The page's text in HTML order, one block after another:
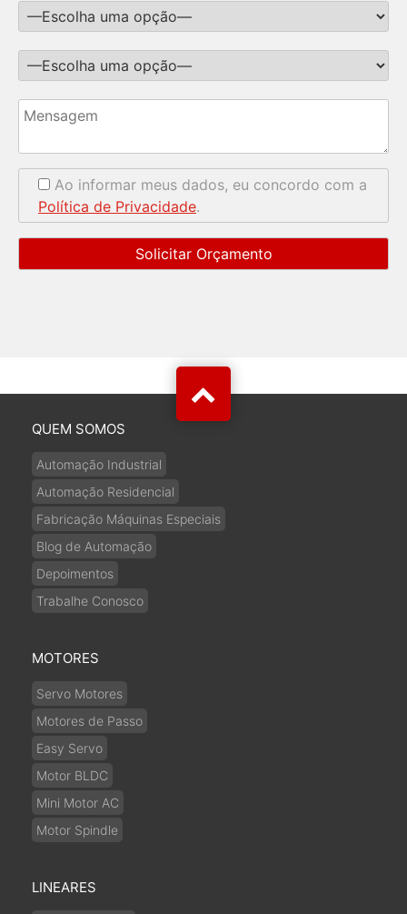
Ao informar meus dados, eu concordo com a
Política de Privacidade.
QUEM SOMOS
Automação Industrial
Automação Residencial
Fabricação Máquinas Especiais
Blog de Automação
Depoimentos
Trabalhe Conosco
MOTORES
Servo Motores
Motores de Passo
Easy Servo
Motor BLDC
Mini Motor AC
Motor Spindle
LINEARES